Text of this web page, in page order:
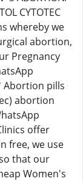
CYTOTEC
whereby we
abortion,
Pregnancy
Abortion pills
abortion
offer
free, we use
that our
Women's